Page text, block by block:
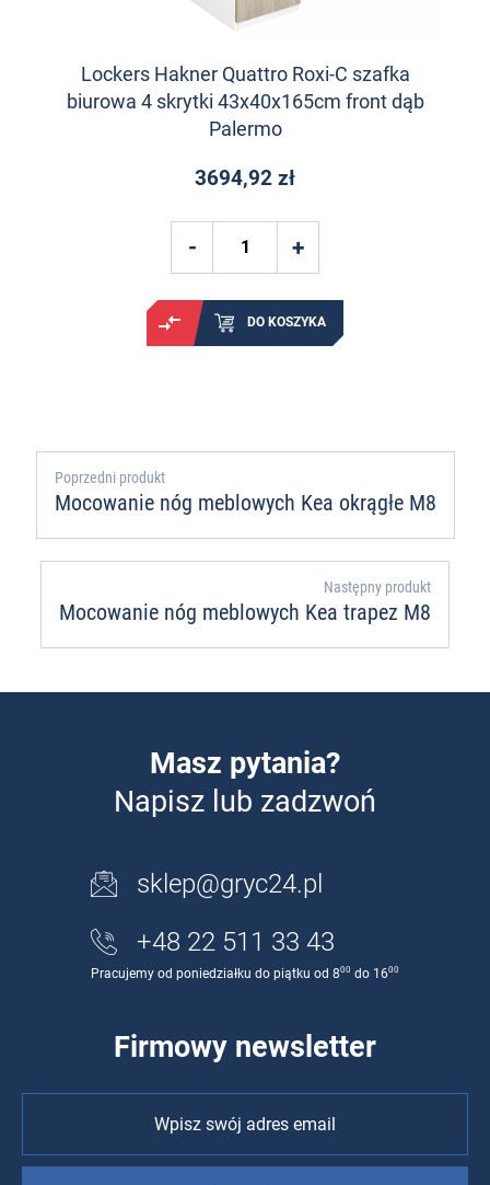
Lockers Hakner Quattro Roxi-C szafka
biurowa 4 skrytki 43x40x165cm front dąb
Palermo
3694,92 zł
DO KOSZYKA
Poprzedni produkt
Mocowanie nóg meblowych Kea okrągłe M8
Następny produkt
Mocowanie nóg meblowych Kea trapez M8
Masz pytania?
Napisz lub zadzwoń
sklep@gryc24.pl
+48 22 511 33 43
Pracujemy od poniedziałku do piątku od 800 do 1600
Firmowy newsletter